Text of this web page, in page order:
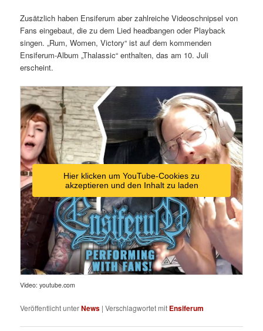
Zusätzlich haben Ensiferum aber zahlreiche Videoschnipsel von
Fans eingebaut, die zu dem Lied headbangen oder Playback
singen. „Rum, Women, Victory“ ist auf dem kommenden
Ensiferum-Album „Thalassic“ enthalten, das am 10. Juli
erscheint.
Hier klicken um YouTube-Cookies zu
akzeptieren und den Inhalt zu laden
Video: youtube.com
Veröffentlicht unterNews |Verschlagwortet mit Ensiferum